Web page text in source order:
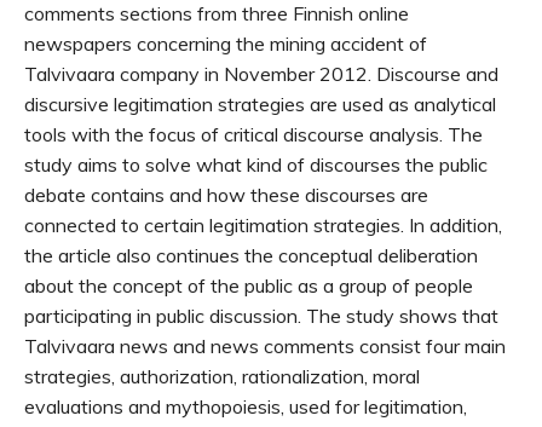
comments sections from three Finnish online
newspapers concerning the mining accident of
Talvivaara company in November 2012. Discourse and
discursive legitimation strategies are used as analytical
tools with the focus of critical discourse analysis. The
study aims to solve what kind of discourses the public
debate contains and how these discourses are
connected to certain legitimation strategies. In addition,
the article also continues the conceptual deliberation
about the concept of the public as a group of people
participating in public discussion. The study shows that
Talvivaara news and news comments consist four main
strategies, authorization, rationalization, moral
evaluations and mythopoiesis, used for legitimation,